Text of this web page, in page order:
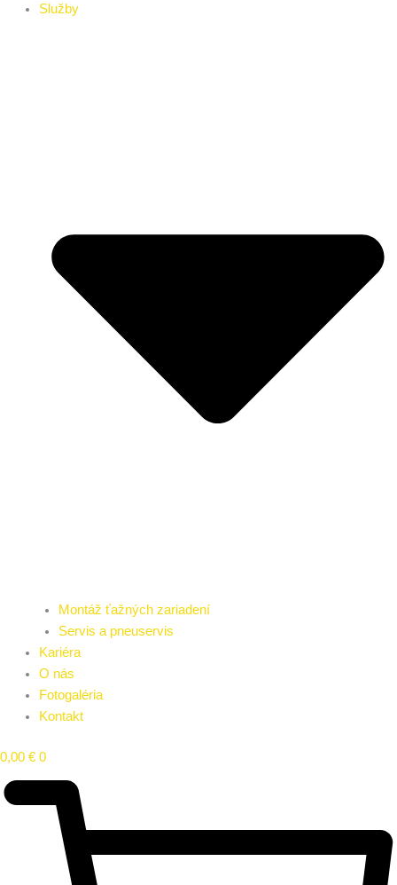
Služby
Montáž ťažných zariadení
Servis a pneuservis
Kariéra
O nás
Fotogaléria
Kontakt
0,00 € 0